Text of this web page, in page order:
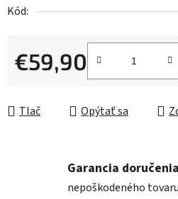
Kód:
€59,90
Jednotková cena:
Tlač Opýtať sa
Garancia doručenia
nepoškodeného tovaru